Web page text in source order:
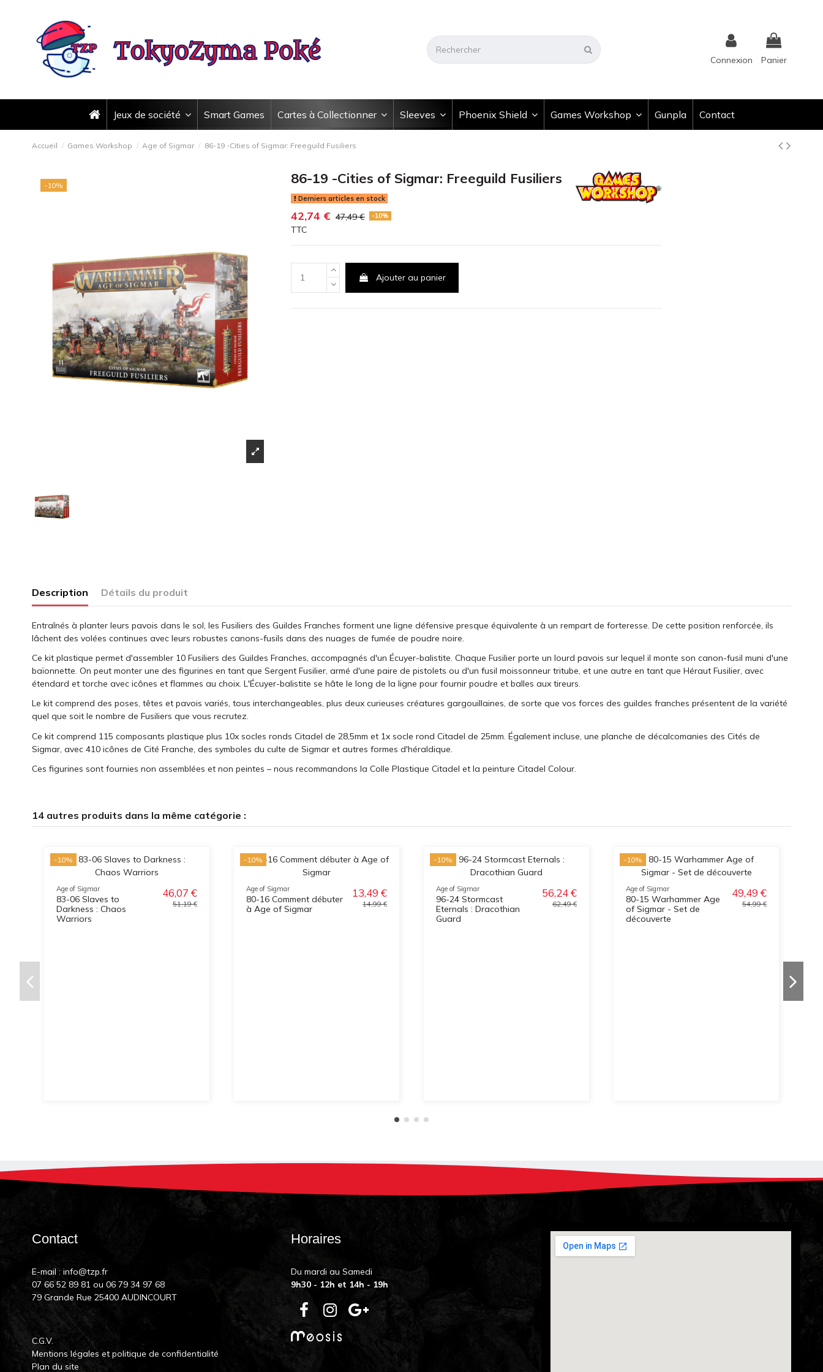
Connexion Panier
Jeux de société Smart Games Cartes à Collectionner Sleeves Phoenix Shield Games Workshop Gunpla Contact
Accueil Games Workshop Age of Sigmar 86-19 -Cities of Sigmar: Freeguild Fusiliers
-10% 86-19 -Cities of Sigmar: Freeguild Fusiliers
Derniers articles en stock
42,74 € 47,49 € -10%
TTC
Ajouter au panier
Description Détails du produit
Entraînés à planter leurs pavois dans le sol, les Fusiliers des Guildes Franches forment une ligne défensive presque équivalente à un rempart de forteresse. De cette position renforcée, ils
lâchent des volées continues avec leurs robustes canons-fusils dans des nuages de fumée de poudre noire.
Ce kit plastique permet d'assembler 10 Fusiliers des Guildes Franches, accompagnés d'un Écuyer-balistite. Chaque Fusilier porte un lourd pavois sur lequel il monte son canon-fusil muni d'une
baïonnette. On peut monter une des figurines en tant que Sergent Fusilier, armé d'une paire de pistolets ou d'un fusil moissonneur tritube, et une autre en tant que Héraut Fusilier, avec
étendard et torche avec icônes et flammes au choix. L'Écuyer-balistite se hâte le long de la ligne pour fournir poudre et balles aux tireurs.
Le kit comprend des poses, têtes et pavois variés, tous interchangeables, plus deux curieuses créatures gargouillaines, de sorte que vos forces des guildes franches présentent de la variété
quel que soit le nombre de Fusiliers que vous recrutez.
Ce kit comprend 115 composants plastique plus 10x socles ronds Citadel de 28,5mm et 1x socle rond Citadel de 25mm. Également incluse, une planche de décalcomanies des Cités de
Sigmar, avec 410 icônes de Cité Franche, des symboles du culte de Sigmar et autres formes d'héraldique.
Ces figurines sont fournies non assemblées et non peintes – nous recommandons la Colle Plastique Citadel et la peinture Citadel Colour.
14 autres produits dans la même catégorie :
-10%
Age of Sigmar
83-06 Slaves to
Darkness : Chaos
Warriors
46,07 €
51,19 €
-10%
Age of Sigmar
80-16 Comment débuter
à Age of Sigmar
13,49 €
14,99 €
-10%
Age of Sigmar
96-24 Stormcast
Eternals : Dracothian
Guard
56,24 €
62,49 €
-10%
Age of Sigmar
80-15 Warhammer Age
of Sigmar - Set de
découverte
49,49 €
54,99 €
Contact
E-mail : info@tzp.fr
07 66 52 89 81 ou 06 79 34 97 68
79 Grande Rue 25400 AUDINCOURT
C.G.V.
Mentions légales et politique de confidentialité
Plan du site
Horaires
Du mardi au Samedi
9h30 - 12h et 14h - 19h